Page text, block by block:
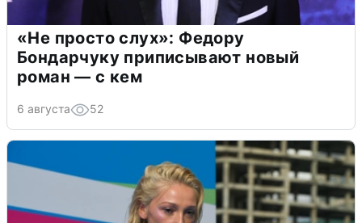
«Не просто слух»: Федору
Бондарчуку приписывают новый
роман — с кем
6 августа 52